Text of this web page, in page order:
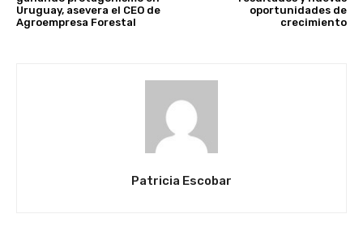
Uruguay, asevera el CEO de
Agroempresa Forestal
oportunidades de
crecimiento
Patricia Escobar